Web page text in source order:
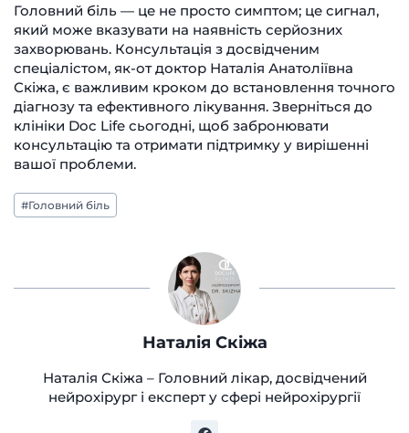
Головний біль — це не просто симптом; це сигнал,
який може вказувати на наявність серйозних
захворювань. Консультація з досвідченим
спеціалістом, як-от доктор Наталія Анатоліївна
Скіжа, є важливим кроком до встановлення точного
діагнозу та ефективного лікування. Зверніться до
клініки Doc Life сьогодні, щоб забронювати
консультацію та отримати підтримку у вирішенні
вашої проблеми.
Позначки
запису:
#Головний біль
Наталія Скіжа
Наталія Скіжа – Головний лікар, досвідчений
нейрохірург і експерт у сфері нейрохірургії